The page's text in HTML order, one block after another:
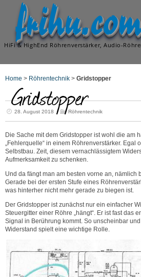
HiFi & HighEnd Röhrenverstärker, Audio-
Home > Röhrentechnik > Gridstopper
Gridstopper
28. August 2018 Röhrentechnik
Die Sache mit dem Gridstopper ist wohl die am
„Fehlerquelle“ in einem Röhrenverstärker. Egal
Selbstbau. Zeit, diesem vernachlässigtem
Aufmerksamkeit zu schenken.
Und da fängt man am besten vorne an, nämlich
Gerade bei der ersten Stufe eines
was hinterher nicht mehr gerade zu biegen ist.
Der Gridstopper ist zunächst nur ein einfacher
Steuergitter einer Röhre „hängt“. Er ist fast das
Signal in Berührung kommt. So unscheinbar
Widerstand spielt eine wichtige Rolle.